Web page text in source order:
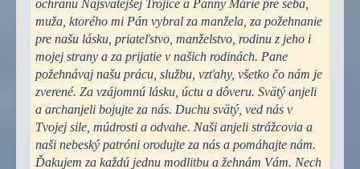
ochranu Najsvätejšej Trojice a Panny Márie pre seba,
muža, ktorého mi Pán vybral za manžela, za požehnanie
pre našu lásku, priateľstvo, manželstvo, rodinu z jeho i
mojej strany a za prijatie v našich rodinách. Pane
požehnávaj našu prácu, službu, vzťahy, všetko čo nám je
zverené. Za vzájomnú lásku, úctu a dôveru. Svätý anjeli
a archanjeli bojujte za nás. Duchu svätý, ved nás v
Tvojej sile, múdrosti a odvahe. Naši anjeli strážcovia a
naši nebeský patróni orodujte za nás a pomáhajte nám.
Ďakujem za každú jednu modlitbu a žehnám Vám. Nech